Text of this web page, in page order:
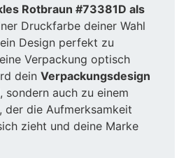
Rotbraun #73381D als
Druckfarbe deiner Wahl
Design perfekt zu
Verpackung optisch
dein Verpackungsdesign
auch zu einem
, der die Aufmerksamkeit
zieht und deine Marke